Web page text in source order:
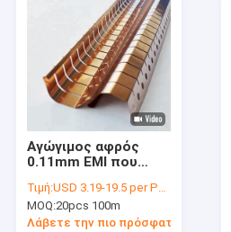
Αγώγιμος αφρός
0.11mm EMI που
ηλεκτρομαγνητικά
υλικά
προστατευτικών
Τιμή:USD 3.19-19.5 per PC USD 3.19-19.5 per M
MOQ:20pcs 100m
Λάβετε την πιο πρόσφατη τιμή